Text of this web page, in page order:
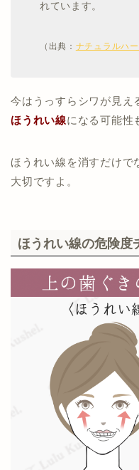
れています。
（出典： ナチュラルハ
今はうっすらシワが見え
ほうれい線になる可能性
ほうれい線を消すだけで
大切ですよ。
ほうれい線の危険度